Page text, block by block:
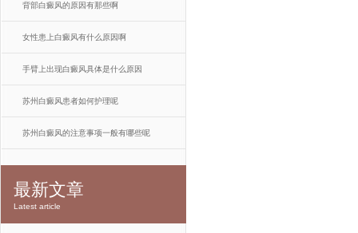
背部白癜风的原因有那些啊
女性患上白癜风有什么原因啊
手臂上出现白癜风具体是什么原因
苏州白癜风患者如何护理呢
苏州白癜风的注意事项一般有哪些呢
最新文章
Latest article